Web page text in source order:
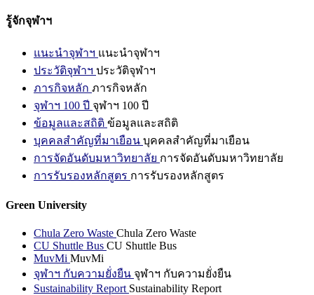
รู้จักจุฬาฯ
แนะนำจุฬาฯ แนะนำจุฬาฯ
ประวัติจุฬาฯ ประวัติจุฬาฯ
ภารกิจหลัก ภารกิจหลัก
จุฬาฯ 100 ปี จุฬาฯ 100 ปี
ข้อมูลและสถิติ ข้อมูลและสถิติ
บุคคลสำคัญที่มาเยือน บุคคลสำคัญที่มาเยือน
การจัดอันดับมหาวิทยาลัย การจัดอันดับมหาวิทยาลัย
การรับรองหลักสูตร การรับรองหลักสูตร
Green University
Chula Zero Waste Chula Zero Waste
CU Shuttle Bus CU Shuttle Bus
MuvMi MuvMi
จุฬาฯ กับความยั่งยืน จุฬาฯ กับความยั่งยืน
Sustainability Report Sustainability Report